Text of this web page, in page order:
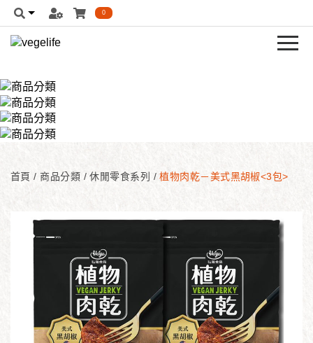
0
首頁/ 商品分類 /休閒零食系列 / 植物肉乾－美式黑胡椒<3包>